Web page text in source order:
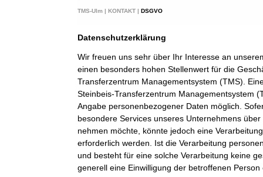
TMS-Ulm | KONTAKT | DSGVO
Datenschutzerklärung
Wir freuen uns sehr über Ihr Interesse an
einen besonders hohen Stellenwert für die
Transferzentrum Managementsystem (TMS).
Steinbeis-Transferzentrum Managementsystem
Angabe personenbezogener Daten möglich.
besondere Services unseres Unternehmens
nehmen möchte, könnte jedoch eine
erforderlich werden. Ist die Verarbeitung
und besteht für eine solche Verarbeitung keine
generell eine Einwilligung der betroffenen Person